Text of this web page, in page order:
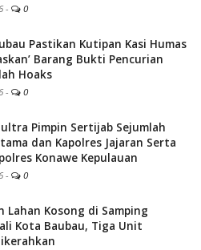
- 0
Pastikan Kutipan Kasi Humas
Barang Bukti Pencurian
Hoaks
- 0
Pimpin Sertijab Sejumlah
dan Kapolres Jajaran Serta
Konawe Kepulauan
- 0
Lahan Kosong di Samping
Kota Baubau, Tiga Unit